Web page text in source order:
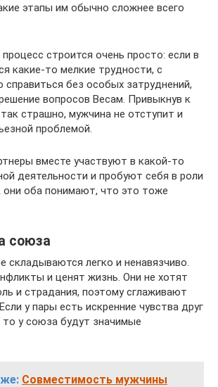
этапы им обычно сложнее всего
строится очень просто: если в
какие-то мелкие трудности, с
без особых затруднений,
вопросов Весам. Привыкнув к
страшно, мужчина не отступит и
проблемой.
вместе участвуют в какой-то
деятельности и пробуют себя в роли
они оба понимают, что это тоже
союза
складываются легко и ненавязчиво.
и ценят жизнь. Они не хотят
и страдания, поэтому сглаживают
у пары есть искренние чувства друг
то у союза будут значимые
Совместимость мужчины